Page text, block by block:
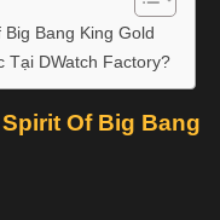
Bang King Gold
Tại DWatch Factory?
Of Big Bang